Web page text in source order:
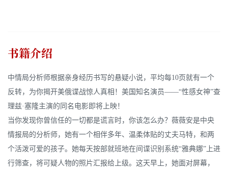
书籍介绍
中情局分析师根据亲身经历书写的悬疑小说，平均每10页就有一个
反转，为你揭开美俄谍战惊人真相！美国知名演员——“性感女神”查
理兹·塞隆主演的同名电影即将上映！
当你发现你曾信任的一切都是谎言时，你该怎么办？薇薇安是中央
情报局的分析师，她有一个相伴多年、温柔体贴的丈夫马特，和两
个活泼可爱的孩子。她每天按部就班地在间谍识别系统“雅典娜”上进
行筛查，将可疑人物的照片汇报给上级。这天早上，她面对屏幕，